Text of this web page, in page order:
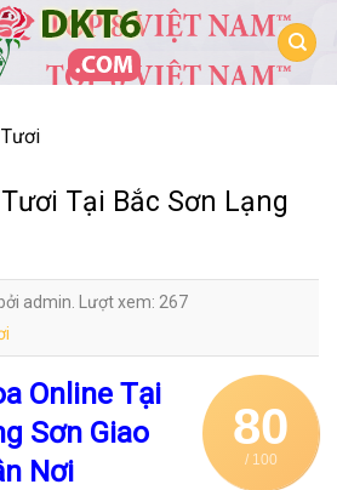
Tại Bắc Sơn Lạng
admin. Lượt xem: 267
80
/ 100
Online Tại
Sơn Giao
Nơi